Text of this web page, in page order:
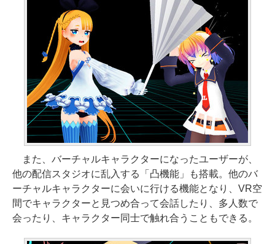
また、バーチャルキャラクターになったユーザーが、
他の配信スタジオに乱入する「凸機能」も搭載。他のバ
ーチャルキャラクターに会いに行ける機能となり、VR空
間でキャラクターと見つめ合って会話したり、多人数で
会ったり、キャラクター同士で触れ合うこともできる。